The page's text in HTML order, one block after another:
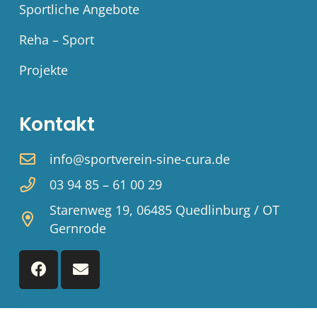
Sportliche Angebote
Reha – Sport
Projekte
Kontakt
info@sportverein-sine-cura.de
03 94 85 – 61 00 29
Starenweg 19, 06485 Quedlinburg / OT
Gernrode